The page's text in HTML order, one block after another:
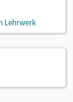
Lehrwerk